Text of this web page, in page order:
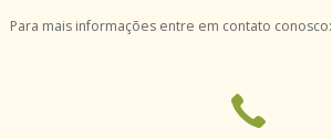
Para mais informações entre em contato conosco: